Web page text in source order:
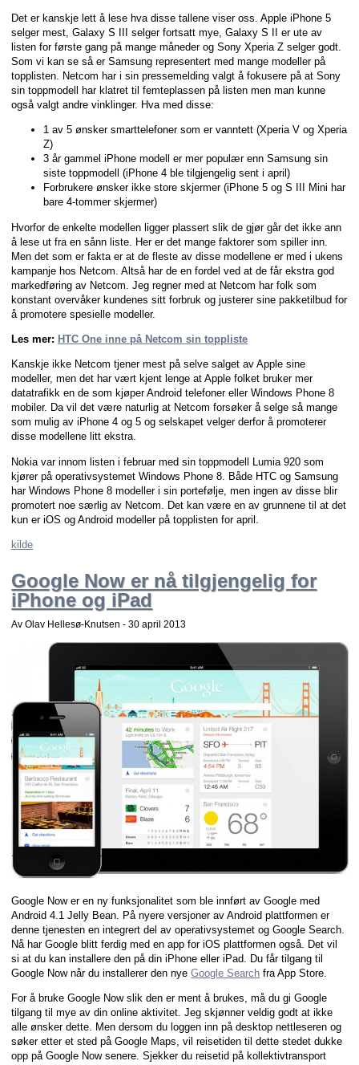
Det er kanskje lett å lese hva disse tallene viser oss. Apple iPhone 5
selger mest, Galaxy S III selger fortsatt mye, Galaxy S II er ute av
listen for første gang på mange måneder og Sony Xperia Z selger godt.
Som vi kan se så er Samsung representert med mange modeller på
topplisten. Netcom har i sin pressemelding valgt å fokusere på at Sony
sin toppmodell har klatret til femteplassen på listen men man kunne
også valgt andre vinklinger. Hva med disse:
1 av 5 ønsker smarttelefoner som er vanntett (Xperia V og Xperia
Z)
3 år gammel iPhone modell er mer populær enn Samsung sin
siste toppmodell (iPhone 4 ble tilgjengelig sent i april)
Forbrukere ønsker ikke store skjermer (iPhone 5 og S III Mini har
bare 4-tommer skjermer)
Hvorfor de enkelte modellen ligger plassert slik de gjør går det ikke ann
å lese ut fra en sånn liste. Her er det mange faktorer som spiller inn.
Men det som er fakta er at de fleste av disse modellene er med i ukens
kampanje hos Netcom. Altså har de en fordel ved at de får ekstra god
markedføring av Netcom. Jeg regner med at Netcom har folk som
konstant overvåker kundenes sitt forbruk og justerer sine pakketilbud for
å promotere spesielle modeller.
Les mer: HTC One inne på Netcom sin toppliste
Kanskje ikke Netcom tjener mest på selve salget av Apple sine
modeller, men det har vært kjent lenge at Apple folket bruker mer
datatrafikk en de som kjøper Android telefoner eller Windows Phone 8
mobiler. Da vil det være naturlig at Netcom forsøker å selge så mange
som mulig av iPhone 4 og 5 og selskapet velger derfor å promoterer
disse modellene litt ekstra.
Nokia var innom listen i februar med sin toppmodell Lumia 920 som
kjører på operativsystemet Windows Phone 8. Både HTC og Samsung
har Windows Phone 8 modeller i sin portefølje, men ingen av disse blir
promotert noe særlig av Netcom. Det kan være en av grunnene til at det
kun er iOS og Android modeller på topplisten for april.
kilde
Google Now er nå tilgjengelig for
iPhone og iPad
Av Olav Hellesø-Knutsen -30 april 2013
Google Now er en ny funksjonalitet som ble innført av Google med
Android 4.1 Jelly Bean. På nyere versjoner av Android plattformen er
denne tjenesten en integrert del av operativsystemet og Google Search.
Nå har Google blitt ferdig med en app for iOS plattformen også. Det vil
si at du kan installere den på din iPhone eller iPad. Du får tilgang til
Google Now når du installerer den nyeGoogle Search fra App Store.
For å bruke Google Now slik den er ment å brukes, må du gi Google
tilgang til mye av din online aktivitet. Jeg skjønner veldig godt at ikke
alle ønsker dette. Men dersom du loggen inn på desktop nettleseren og
søker etter et sted på Google Maps, vil reisetiden til dette stedet dukke
opp på Google Now senere. Sjekker du reisetid på kollektivtransport